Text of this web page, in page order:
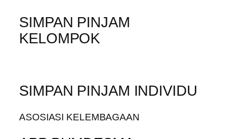
SIMPAN PINJAM
KELOMPOK
SIMPAN PINJAM INDIVIDU
ASOSIASI KELEMBAGAAN